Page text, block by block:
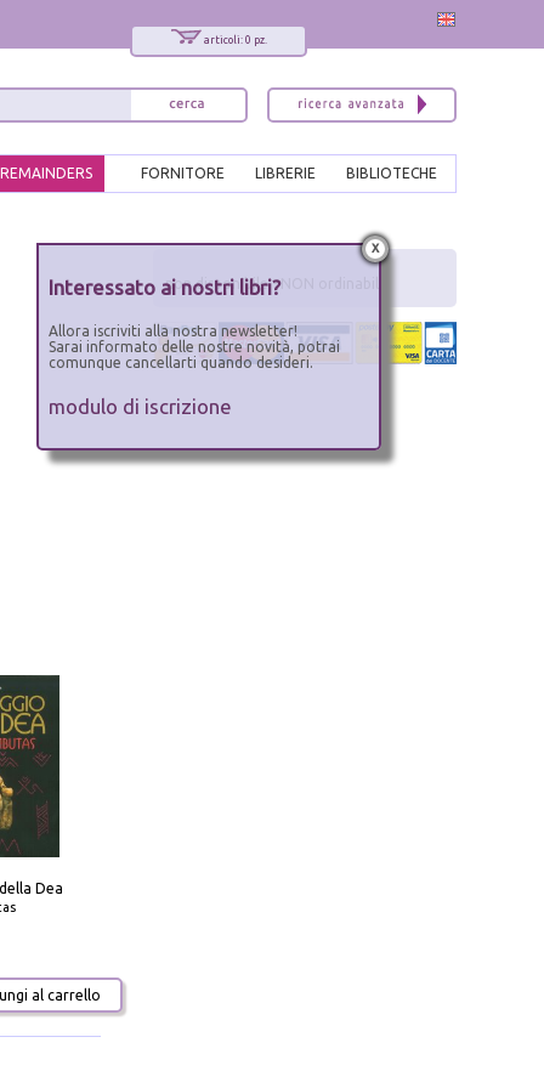
articoli: 0 pz.
BIBLIOTECHE
LIBRERIE
FORNITORE
REMAINDERS
Dea
al carrello
non disponibile - NON ordinabile
x
Interessato ai nostri libri?
Allora iscriviti alla nostra newsletter!
Sarai informato delle nostre novità, potrai
comunque cancellarti quando desideri.
modulo di iscrizione